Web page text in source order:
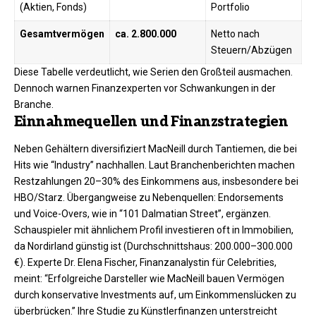
(Aktien, Fonds) Portfolio ​
Gesamtvermögen ca. 2.800.000
Netto nach
Steuern/Abzügen ​
Diese Tabelle verdeutlicht, wie Serien den Großteil ausmachen.
Dennoch warnen Finanzexperten vor Schwankungen in der
Branche.​
Einnahmequellen und Finanzstrategien
Neben Gehältern diversifiziert MacNeill durch Tantiemen, die bei
Hits wie “Industry” nachhallen. Laut Branchenberichten machen
Restzahlungen 20–30% des Einkommens aus, insbesondere bei
HBO/Starz. Übergangweise zu Nebenquellen: Endorsements
und Voice-Overs, wie in “101 Dalmatian Street”, ergänzen.​​
Schauspieler mit ähnlichem Profil investieren oft in Immobilien,
da Nordirland günstig ist (Durchschnittshaus: 200.000–300.000
€). Experte Dr. Elena Fischer, Finanzanalystin für Celebrities,
meint: “Erfolgreiche Darsteller wie MacNeill bauen Vermögen
durch konservative Investments auf, um Einkommenslücken zu
überbrücken.” Ihre Studie zu Künstlerfinanzen unterstreicht